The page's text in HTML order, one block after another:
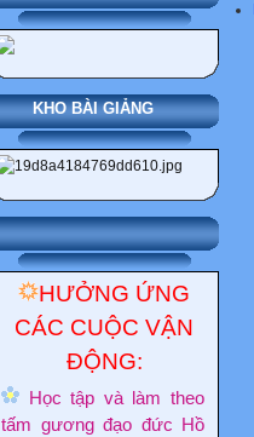
KHO BÀI GIẢNG
HƯỞNG ỨNG
CÁC CUỘC VẬN
ĐỘNG:
Học tập và làm theo
tấm gương đạo đức Hồ